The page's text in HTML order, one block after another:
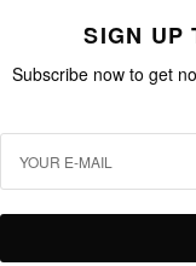
SIGN UP
Subscribe now to get